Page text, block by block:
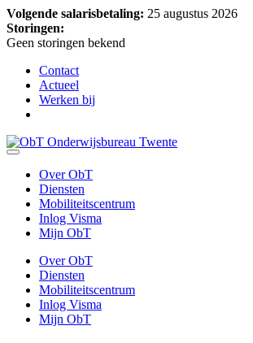
Volgende salarisbetaling: 25 augustus 2026
Storingen:
Geen storingen bekend
Contact
Actueel
Werken bij
Over ObT
Diensten
Mobiliteitscentrum
Inlog Visma
Mijn ObT
Over ObT
Diensten
Mobiliteitscentrum
Inlog Visma
Mijn ObT